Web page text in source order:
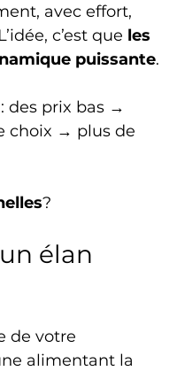
avec effort,
c’est que les
puissante.
des prix bas →
choix → plus de
?
élan
de votre
alimentant la